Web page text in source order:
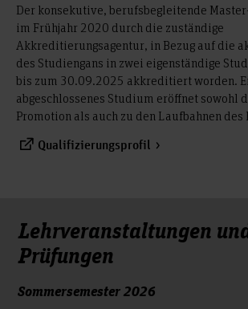
Der konsekutive, berufsbegleitende
im Frühjahr 2020 durch die zuständige
Akkreditierungsagentur, in Bezug auf die
des Studiengans in zwei eigenständige
bis zum 30.09.2025 akkreditiert worden.
abgeschlossenes Studium eröffnet sowohl
Promotion als auch zu den Laufbahnen des
Qualifizierungsprofil
Lehrveranstaltungen
Prüfungen
Sommersemester 2026